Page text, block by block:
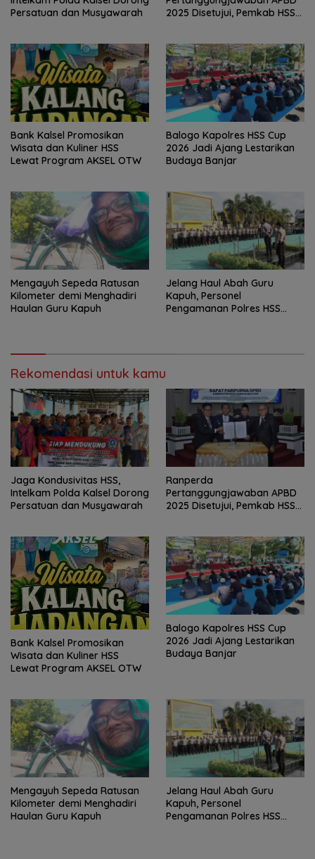
Persatuan dan Musyawarah
2025 Disetujui, Pemkab HSS
Bank Kalsel Promosikan
Wisata dan Kuliner HSS
Lewat Program AKSEL OTW
Balogo Kapolres HSS Cup
2026 Jadi Ajang Lestarikan
Budaya Banjar
Mengayuh Sepeda Ratusan
Kilometer demi Menghadiri
Haulan Guru Kapuh
Jelang Haul Abah Guru
Kapuh, Personel
Pengamanan Polres HSS
Rekomendasi untuk kamu
Jaga Kondusivitas HSS,
Intelkam Polda Kalsel Dorong
Persatuan dan Musyawarah
Ranperda
Pertanggungjawaban APBD
2025 Disetujui, Pemkab HSS
Bank Kalsel Promosikan
Wisata dan Kuliner HSS
Lewat Program AKSEL OTW
Balogo Kapolres HSS Cup
2026 Jadi Ajang Lestarikan
Budaya Banjar
Mengayuh Sepeda Ratusan
Kilometer demi Menghadiri
Haulan Guru Kapuh
Jelang Haul Abah Guru
Kapuh, Personel
Pengamanan Polres HSS